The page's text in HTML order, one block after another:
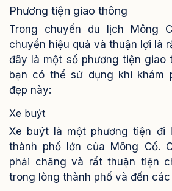
Phương tiện giao thông
Trong chuyến du lịch Mông
chuyển hiệu quả và thuận lợi là
đây là một số phương tiện giao
bạn có thể sử dụng khi khám
đẹp này:
Xe buýt
Xe buýt là một phương tiện đi
thành phố lớn của Mông Cổ.
phải chăng và rất thuận tiện
trong lòng thành phố và đến các